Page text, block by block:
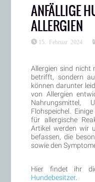
ANFÄLLIGE
ALLERGIEN
15. Februar 2024
Allergien sind nicht
betrifft, sondern
können darunter
von Allergien
Nahrungsmittel,
Flohspeichel.
für allergische
Artikel werden wir
befassen, die
sowie den
Hier findet ihr
Hundebesitzer.